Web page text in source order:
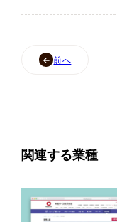
前へ
関連する業種